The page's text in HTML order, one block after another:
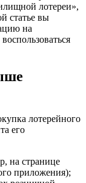
лотереи»,
статье вы
на
лотерейного
его
на странице
приложения);